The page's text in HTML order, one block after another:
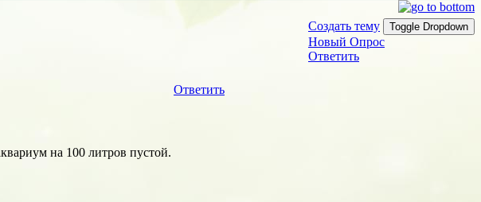
Создать тему
Toggle Dropdown
Новый Опрос
Ответить
Ответить
на 100 литров пустой.